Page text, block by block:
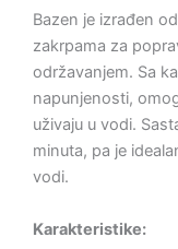
Bazen je izrađen
zakrpama za
održavanjem. Sa
napunjenosti,
uživaju u vodi.
minuta, pa je
vodi.
Karakteristike: